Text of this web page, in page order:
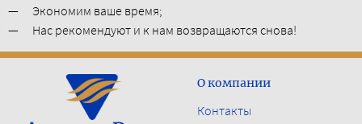
Экономим ваше время;
Нас рекомендуют и к нам возвращаются снова!
О компании
Контакты